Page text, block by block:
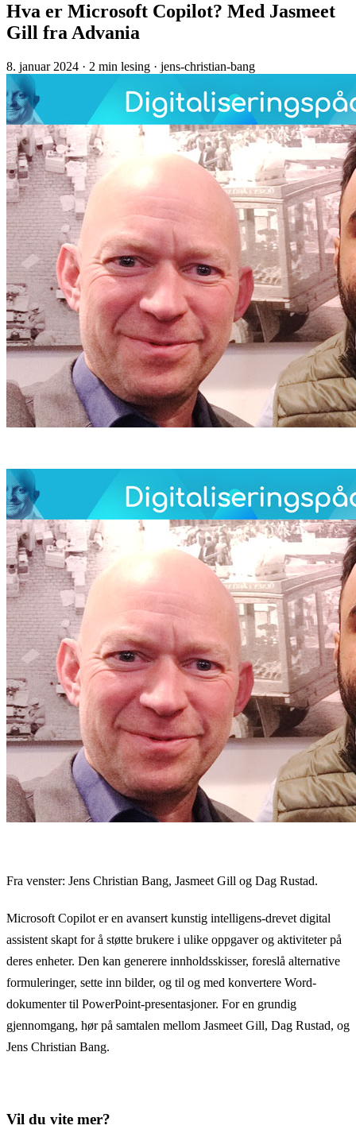
Hva er Microsoft Copilot? Med Jasmeet
Gill fra Advania
8. januar 2024 · 2 min lesing · jens-christian-bang
Fra venster: Jens Christian Bang, Jasmeet Gill og Dag Rustad.
Microsoft Copilot er en avansert kunstig intelligens-drevet digital
assistent skapt for å støtte brukere i ulike oppgaver og aktiviteter på
deres enheter. Den kan generere innholdsskisser, foreslå alternative
formuleringer, sette inn bilder, og til og med konvertere Word-
dokumenter til PowerPoint-presentasjoner. For en grundig
gjennomgang, hør på samtalen mellom Jasmeet Gill, Dag Rustad, og
Jens Christian Bang.
Vil du vite mer?